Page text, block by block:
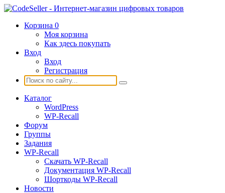
Корзина 0
Моя корзина
Как здесь покупать
Вход
Вход
Регистрация
Каталог
WordPress
WP-Recall
Форум
Группы
Задания
WP-Recall
Скачать WP-Recall
Документация WP-Recall
Шорткоды WP-Recall
Новости